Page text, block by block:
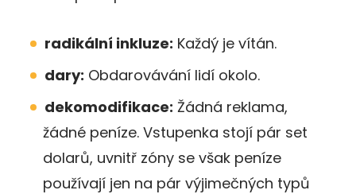
radikální inkluze: Každý je vítán.
dary: Obdarovávání lidí okolo.
dekomodifikace: Žádná reklama,
žádné peníze. Vstupenka stojí pár set
dolarů, uvnitř zóny se však peníze
používají jen na pár výjimečných typů